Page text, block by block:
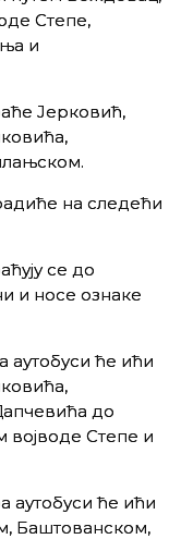
Степе,
и
Јерковић,
на следећи
се до
и носе ознаке
аутобуси ће ићи
до
војводе Степе и
аутобуси ће ићи
Баштованском,